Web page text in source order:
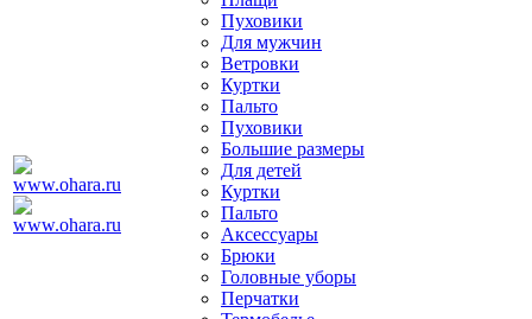
Пуховики
Для мужчин
Ветровки
Куртки
Пальто
Пуховики
Большие размеры
Для детей
Куртки
Пальто
Аксессуары
Брюки
Головные уборы
Перчатки